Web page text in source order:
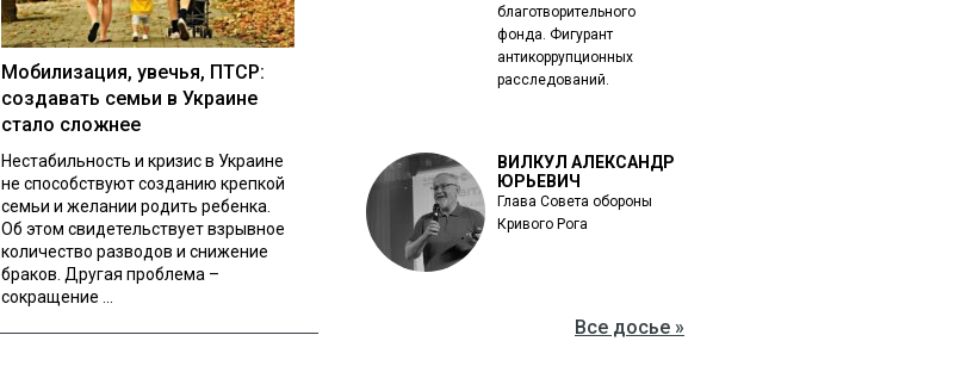
Мобилизация, увечья, ПТСР:
создавать семьи в Украине
стало сложнее
Нестабильность и кризис в Украине
не способствуют созданию крепкой
семьи и желании родить ребенка.
Об этом свидетельствует взрывное
количество разводов и снижение
браков. Другая проблема –
сокращение ...
благотворительного
фонда. Фигурант
антикоррупционных
расследований.
ВИЛКУЛ АЛЕКСАНДР
ЮРЬЕВИЧ
Глава Совета обороны
Кривого Рога
Все досье »